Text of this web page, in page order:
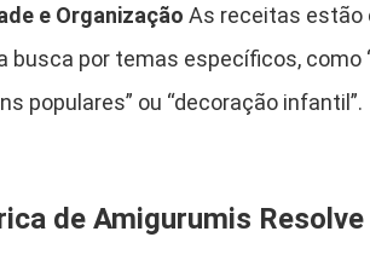
e Organização As receitas estão
busca por temas específicos, como
populares” ou “decoração infantil”.
de Amigurumis